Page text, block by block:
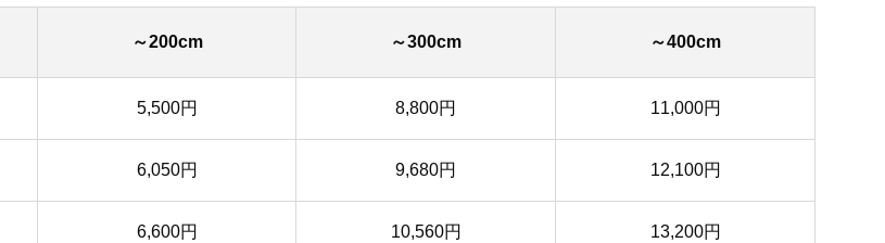
～200cm ～300cm ～400cm
5,500円 8,800円 11,000円
6,050円 9,680円 12,100円
6,600円 10,560円 13,200円